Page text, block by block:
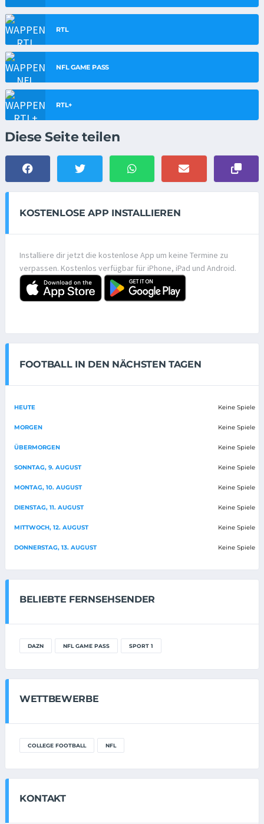
RTL
NFL GAME PASS
RTL+
Diese Seite teilen
KOSTENLOSE APP INSTALLIEREN
Installiere dir jetzt die kostenlose App um keine Termine zu
verpassen. Kostenlos verfügbar für iPhone, iPad und Android.
FOOTBALL IN DEN NÄCHSTEN TAGEN
HEUTE Keine Spiele
MORGEN Keine Spiele
ÜBERMORGEN Keine Spiele
SONNTAG, 9. AUGUST Keine Spiele
MONTAG, 10. AUGUST Keine Spiele
DIENSTAG, 11. AUGUST Keine Spiele
MITTWOCH, 12. AUGUST Keine Spiele
DONNERSTAG, 13. AUGUST Keine Spiele
BELIEBTE FERNSEHSENDER
DAZN NFL GAME PASS SPORT 1
WETTBEWERBE
COLLEGE FOOTBALL NFL
KONTAKT